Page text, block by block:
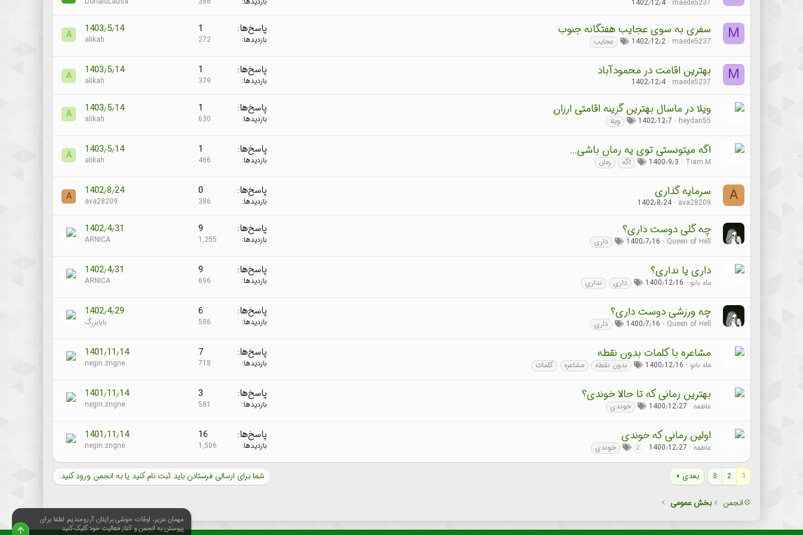
maede5237 1402٫12٫4
M سفری به سوی عجایب هفتگانه جنوب
maede5237 1402٫12٫2 عجایب
پاسخ‌ها 1
بازدیدها 272
1403٫5٫14
alikah
A
M بهترین اقامت در محمودآباد
maede5237 1402٫12٫4
پاسخ‌ها 1
بازدیدها 379
1403٫5٫14
alikah
A
ویلا در ماسال بهترین گزینه اقامتی ارزان
heydari55 1402٫12٫7 ویلا
پاسخ‌ها 1
بازدیدها 630
1403٫5٫14
alikah
A
اگه میتونستی توی یه رمان باشی...
Tiam.M 1400٫9٫3 اگه رمان
پاسخ‌ها 1
بازدیدها 466
1403٫5٫14
alikah
A
A سرمایه گذاری
ava28209 1402٫8٫24
پاسخ‌ها 0
بازدیدها 386
1402٫8٫24
ava28209
A
چه گلی دوست داری؟
Queen of Hell 1400٫7٫16 داری
پاسخ‌ها 9
بازدیدها 1,255
1402٫4٫31
ARNICA
داری یا نداری؟
ماه بانو 1400٫12٫16 داری نداری
پاسخ‌ها 9
بازدیدها 696
1402٫4٫31
ARNICA
چه ورزشی دوست داری؟
Queen of Hell 1400٫7٫16 داری
پاسخ‌ها 6
بازدیدها 586
1402٫4٫29
بابابزرگ
مشاعره با کلمات بدون نقطه
ماه بانو 1400٫12٫16 بدون نقطه مشاعره کلمات
پاسخ‌ها 7
بازدیدها 718
1401٫11٫14
negin.zngne
بهترین رمانی که تا حالا خوندی؟
عاطفه 1400٫12٫27 خوندی
پاسخ‌ها 3
بازدیدها 581
1401٫11٫14
negin.zngne
اولین رمانی که خوندی
عاطفه 1400٫12٫27 2 خوندی
پاسخ‌ها 16
بازدیدها 1,506
1401٫11٫14
negin.zngne
1
2
3 بعدی شما برای ارسالی فرستادن باید ثبت نام کنید یا به انجمن ورود کنید.
💠انجمن بخش عمومی
مهمان عزیز، اوقات خوشی برایتان آرزومندیم. لطفا برای
پیوستن به انجمن و آغاز فعالیت خود کلیک کنید
بالا